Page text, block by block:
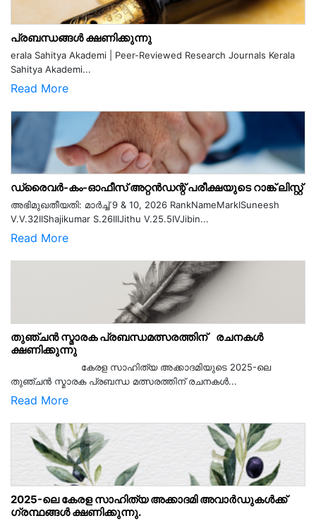
പ്രബന്ധങ്ങൾ ക്ഷണിക്കുന്നു
erala Sahitya Akademi | Peer-Reviewed Research Journals Kerala
Sahitya Akademi...
Read More
ഡ്രൈവർ-കം-ഓഫീസ് അറ്റൻഡന്റ് പരീക്ഷയുടെ റാങ്ക് ലിസ്റ്റ്
അഭിമുഖതീയതി: മാർച്ച് 9 & 10, 2026 RankNameMarkISuneesh
V.V.32IIShajikumar S.26IIIJithu V.25.5IVJibin...
Read More
തുഞ്ചൻ സ്മാരക പ്രബന്ധമത്സരത്തിന് രചനകൾ
ക്ഷണിക്കുന്നു
കേരള സാഹിത്യ അക്കാദമിയുടെ 2025-ലെ
തുഞ്ചൻ സ്മാരക പ്രബന്ധ മത്സരത്തിന് രചനകൾ...
Read More
2025-ലെ കേരള സാഹിത്യ അക്കാദമി അവാർഡുകൾക്ക്
ഗ്രന്ഥങ്ങൾ ക്ഷണിക്കുന്നു.